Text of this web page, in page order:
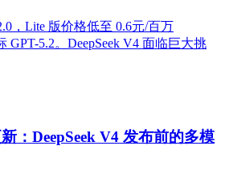
，Lite 版价格低至 0.6元/百万
GPT-5.2。DeepSeek V4 面临巨大挑
：DeepSeek V4 发布前的多模